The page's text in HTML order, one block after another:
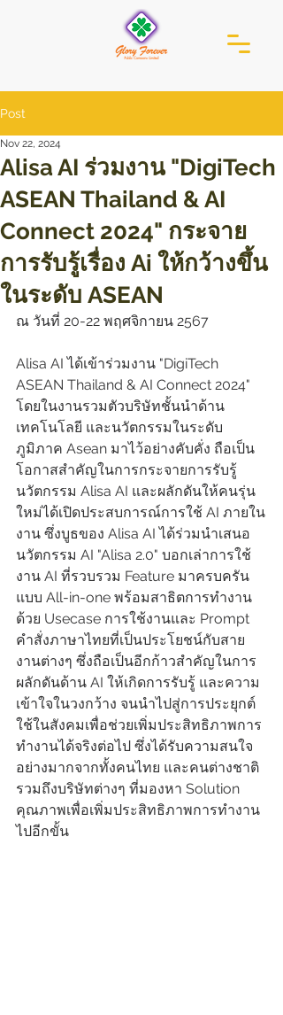
Post
Alisa AI ร่วมงาน "DigiTech
ASEAN Thailand & AI
Connect 2024" กระจาย
การรับรู้เรื่อง Ai ให้กว้างขึ้น
ในระดับ ASEAN
Nov 22, 2024
ณ วันที่ 20-22 พฤศจิกายน 2567
Alisa AI ได้เข้าร่วมงาน "DigiTech
ASEAN Thailand & AI Connect 2024"
โดยในงานรวมตัวบริษัทชั้นนำด้าน
เทคโนโลยี และนวัตกรรมในระดับ
ภูมิภาค Asean มาไว้อย่างคับคั่ง ถือเป็น
โอกาสสำคัญในการกระจายการรับรู้
นวัตกรรม Alisa AI และผลักดันให้คนรุ่น
ใหม่ได้เปิดประสบการณ์การใช้ AI ภายใน
งาน ซึ่งบูธของ Alisa AI ได้ร่วมนำเสนอ
นวัตกรรม AI "Alisa 2.0" บอกเล่าการใช้
งาน AI ที่รวบรวม Feature มาครบครัน
แบบ All-in-one พร้อมสาธิตการทำงาน
ด้วย Usecase การใช้งานและ Prompt
คำสั่งภาษาไทยที่เป็นประโยชน์กับสาย
งานต่างๆ ซึ่งถือเป็นอีกก้าวสำคัญในการ
ผลักดันด้าน AI ให้เกิดการรับรู้ และความ
เข้าใจในวงกว้าง จนนำไปสู่การประยุกต์
ใช้ในสังคมเพื่อช่วยเพิ่มประสิทธิภาพการ
ทำงานได้จริงต่อไป ซึ่งได้รับความสนใจ
อย่างมากจากทั้งคนไทย และคนต่างชาติ
รวมถึงบริษัทต่างๆ ที่มองหา Solution
คุณภาพเพื่อเพิ่มประสิทธิภาพการทำงาน
ไปอีกขั้น